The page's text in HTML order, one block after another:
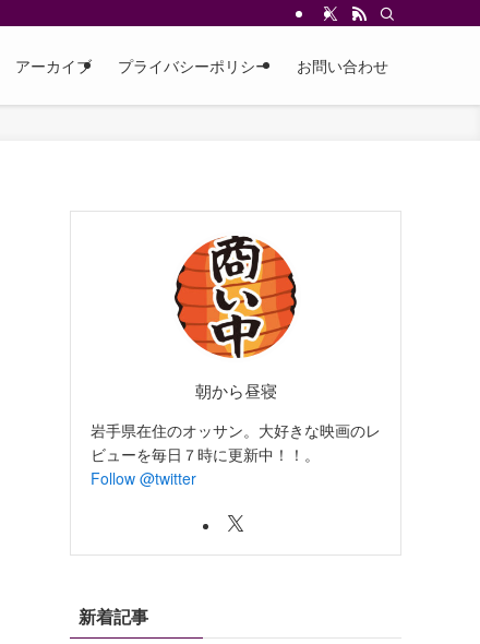
アーカイブ プライバシーポリシー お問い合わせ
朝から昼寝
岩手県在住のオッサン。大好きな映画のレ
ビューを毎日７時に更新中！！。
Follow @twitter
新着記事